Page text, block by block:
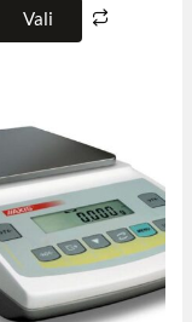
Vali
has
multiple
variants.
The
options
may
be
chosen